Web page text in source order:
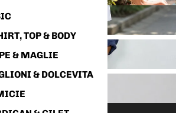
TOP & BODY
& MAGLIE
& DOLCEVITA